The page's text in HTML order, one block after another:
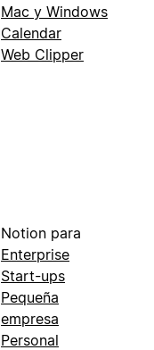
Mac y Windows
Calendar
Web Clipper
Notion para
Enterprise
Start-ups
Pequeña
empresa
Personal